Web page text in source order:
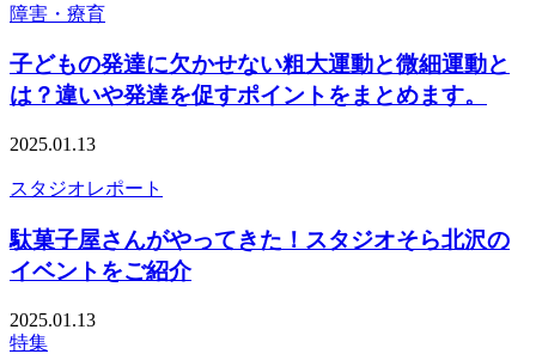
障害・療育
子どもの発達に欠かせない粗大運動と微細運動と
は？違いや発達を促すポイントをまとめます。
2025.01.13
スタジオレポート
駄菓子屋さんがやってきた！スタジオそら北沢の
イベントをご紹介
2025.01.13
特集